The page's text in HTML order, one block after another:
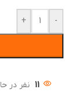
-
+
11 نفر در